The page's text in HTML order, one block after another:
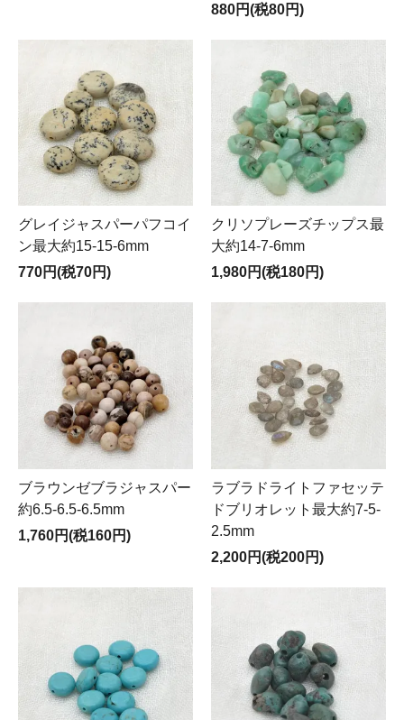
880円(税80円)
グレイジャスパーパフコイ
ン最大約15-15-6mm
770円(税70円)
クリソプレーズチップス最
大約14-7-6mm
1,980円(税180円)
ブラウンゼブラジャスパー
約6.5-6.5-6.5mm
1,760円(税160円)
ラブラドライトファセッテ
ドブリオレット最大約7-5-
2.5mm
2,200円(税200円)